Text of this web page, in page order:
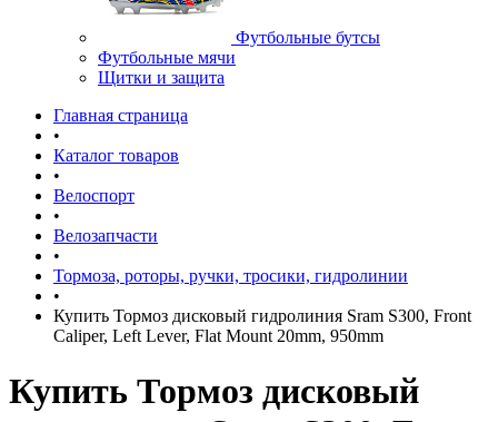
Футбольные бутсы
Футбольные мячи
Щитки и защита
Главная страница
•
Каталог товаров
•
Велоспорт
•
Велозапчасти
•
Тормоза, роторы, ручки, тросики, гидролинии
•
Купить Тормоз дисковый гидролиния Sram S300, Front
Caliper, Left Lever, Flat Mount 20mm, 950mm
Купить Тормоз дисковый